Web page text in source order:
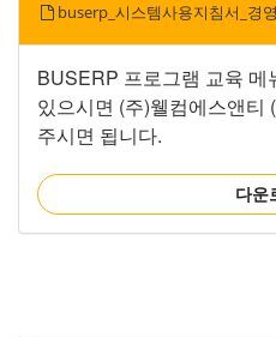
buserp_시스템사용지침서_경
BUSERP 프로그램 교육 메
있으시면 (주)웰컴에스앤티
주시면 됩니다.
다운